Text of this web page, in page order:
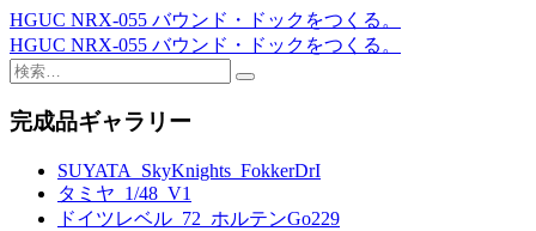
投
稿
ナ
ビ
HGUC NRX-055 バウンド・ドックをつくる。
HGUC NRX-055 バウンド・ドックをつくる。
検
完成品ギャラリー
SUYATA_SkyKnights_FokkerDrI
タミヤ_1/48_V1
ドイツレベル_72_ホルテンGo229